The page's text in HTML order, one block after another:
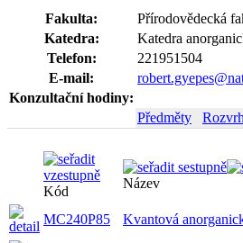
Fakulta:
Přírodovědecká
Katedra:
Katedra
Telefon:
221951504
E-mail:
Konzultační hodiny:
Předměty
Rozvrh
Kód
Název
MC240P85 Kvantová